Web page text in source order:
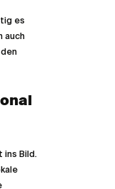
es
auch
ins Bild.